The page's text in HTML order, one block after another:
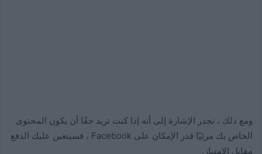
ومع ذلك ، تجدر الإشارة إلى أنه إذا كنت تريد حقًا أن يكون المحتوى
الخاص بك مرئيًا قدر الإمكان على Facebook ، فسيتعين عليك الدفع
مقابل الامتياز.